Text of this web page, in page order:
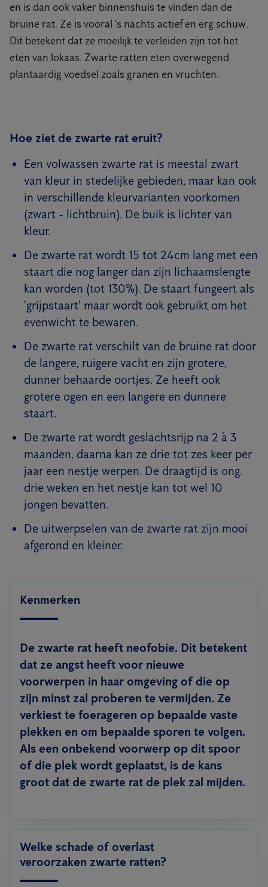
en is dan ook vaker binnenshuis te vinden dan de
bruine rat. Ze is vooral 's nachts actief en erg schuw.
Dit betekent dat ze moeilijk te verleiden zijn tot het
eten van lokaas. Zwarte ratten eten overwegend
plantaardig voedsel zoals granen en vruchten.
Hoe ziet de zwarte rat eruit?
Een volwassen zwarte rat is meestal zwart
van kleur in stedelijke gebieden, maar kan ook
in verschillende kleurvarianten voorkomen
(zwart - lichtbruin). De buik is lichter van
kleur.
De zwarte rat wordt 15 tot 24cm lang met een
staart die nog langer dan zijn lichaamslengte
kan worden (tot 130%). De staart fungeert als
'grijpstaart' maar wordt ook gebruikt om het
evenwicht te bewaren.
De zwarte rat verschilt van de bruine rat door
de langere, ruigere vacht en zijn grotere,
dunner behaarde oortjes. Ze heeft ook
grotere ogen en een langere en dunnere
staart.
De zwarte rat wordt geslachtsrijp na 2 à 3
maanden, daarna kan ze drie tot zes keer per
jaar een nestje werpen. De draagtijd is ong.
drie weken en het nestje kan tot wel 10
jongen bevatten.
De uitwerpselen van de zwarte rat zijn mooi
afgerond en kleiner.
Kenmerken
De zwarte rat heeft neofobie. Dit betekent
dat ze angst heeft voor nieuwe
voorwerpen in haar omgeving of die op
zijn minst zal proberen te vermijden. Ze
verkiest te foerageren op bepaalde vaste
plekken en om bepaalde sporen te volgen.
Als een onbekend voorwerp op dit spoor
of die plek wordt geplaatst, is de kans
groot dat de zwarte rat de plek zal mijden.
Welke schade of overlast
veroorzaken zwarte ratten?